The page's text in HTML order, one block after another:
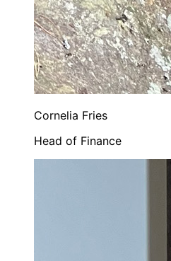
Cornelia Fries
Head of Finance